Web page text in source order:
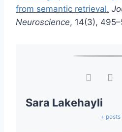
from semantic retrieval.
Neuroscience, 14(3),
Sara Lakehayli
+ posts